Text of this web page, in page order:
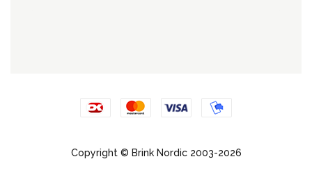
Copyright © Brink Nordic 2003-2026